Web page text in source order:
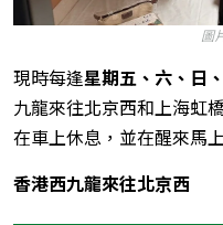
圖
現時每逢星期五、六、日
九龍來往北京西和上海虹
在車上休息，並在醒來馬
香港西九龍來往北京西